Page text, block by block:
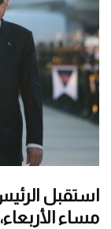
استقبل
مساء